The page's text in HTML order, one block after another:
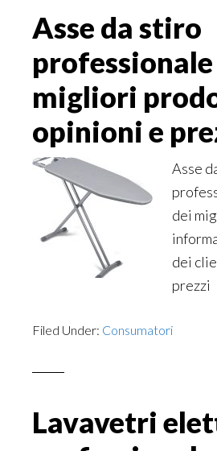
Asse da stiro
professionale
migliori
opinioni e
Asse
dei
dei
prezzi
Filed Under: Consumatori
Lavavetri